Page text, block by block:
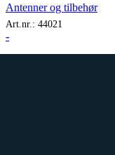
Antenner og tilbehør
Art.nr.: 44021
-